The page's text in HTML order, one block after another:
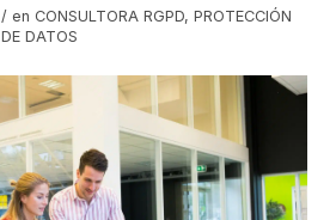
/ en CONSULTORA RGPD,PROTECCIÓN
DE DATOS